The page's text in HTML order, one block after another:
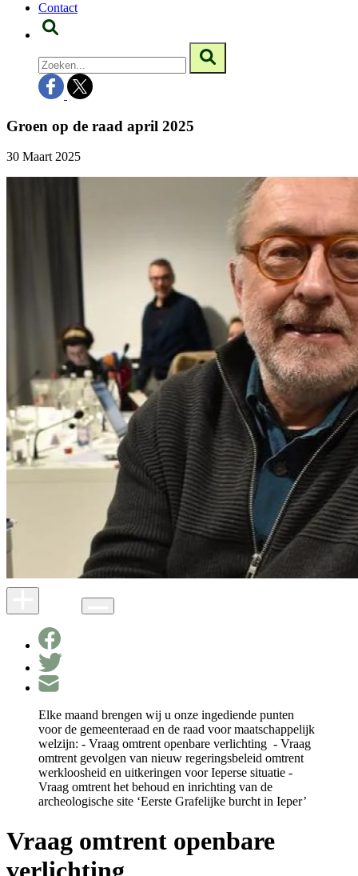
Contact
Groen op de raad april 2025
30 Maart 2025
Elke maand brengen wij u onze ingediende punten
voor de gemeenteraad en de raad voor maatschappelijk
welzijn: - Vraag omtrent openbare verlichting - Vraag
omtrent gevolgen van nieuw regeringsbeleid omtrent
werkloosheid en uitkeringen voor Ieperse situatie -
Vraag omtrent het behoud en inrichting van de
archeologische site ‘Eerste Grafelijke burcht in Ieper’
Vraag omtrent openbare